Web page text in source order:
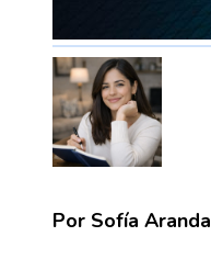
Por Sofía Aranda